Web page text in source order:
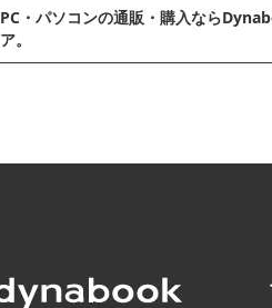
PC・パソコンの通販・購⼊なら
ア。